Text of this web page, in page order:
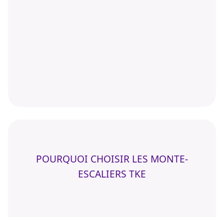
POURQUOI CHOISIR LES MONTE-
ESCALIERS TKE